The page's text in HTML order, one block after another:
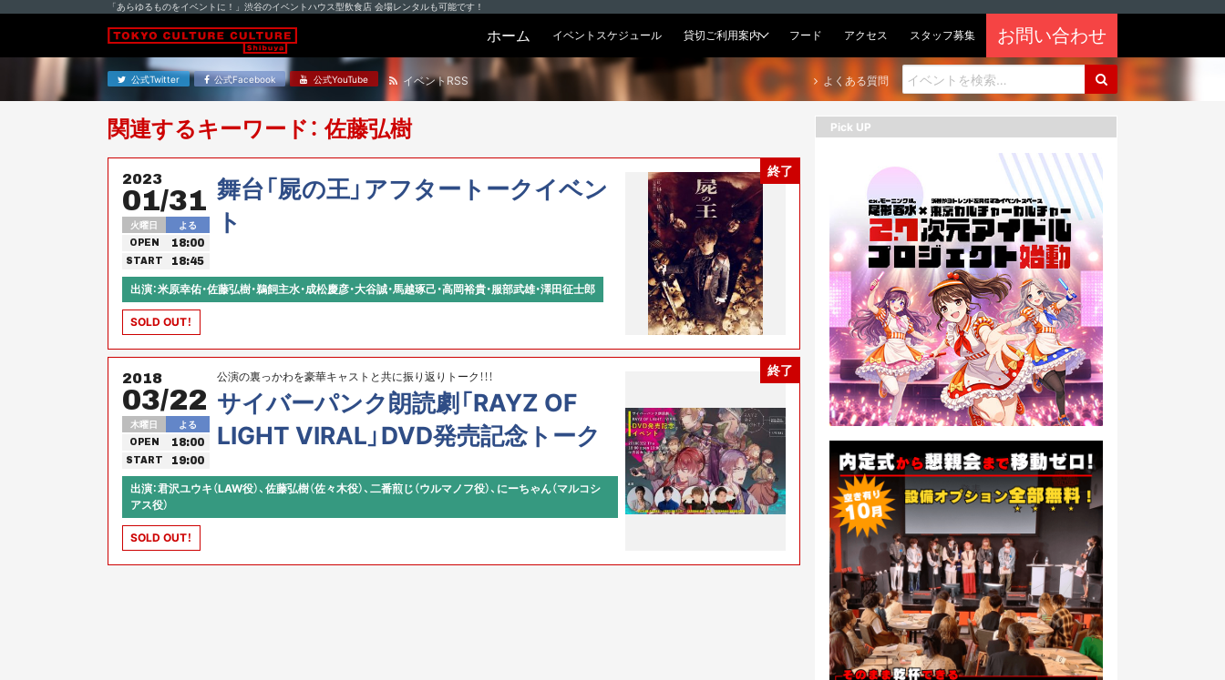
「あらゆるものをイベントに！」渋谷のイベントハウス型飲食店 会場レンタルも可能です！
ホーム イベントスケジュール 貸切ご利用案内 フード アクセス スタッフ募集 お問い合わせ
公式Twitter 公式Facebook 公式YouTube イベントRSS よくある質問
関連するキーワード： 佐藤弘樹
終了
2023
01/31
火曜日 よる
OPEN 18:00
START 18:45
舞台「屍の王」アフタートークイベン
ト
出演：米原幸佑・佐藤弘樹・鵜飼主水・成松慶彦・大谷誠・馬越琢己・高岡裕貴・服部武雄・澤田征士郎
SOLD OUT！
終了
2018
03/22
木曜日 よる
OPEN 18:00
START 19:00
公演の裏っかわを豪華キャストと共に振り返りトーク！！！
サイバーパンク朗読劇「RAYZ OF
LIGHT VIRAL」DVD発売記念トーク
出演：君沢ユウキ（LAW役）、佐藤弘樹（佐々木役）、二番煎じ（ウルマノフ役）、にーちゃん（マルコシ
アス役）
SOLD OUT！
Pick UP